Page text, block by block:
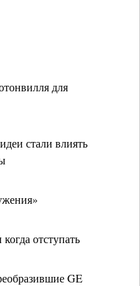
для
стали влиять
отступать
GE